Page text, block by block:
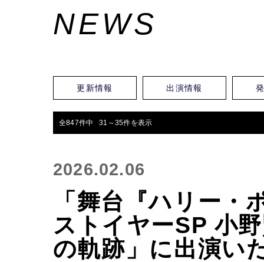
NEWS
更新情報 出演情報
全847件中 31～35件を表示
2026.02.06
「舞台『ハリー・
ストイヤーSP 小
の軌跡」に出演い